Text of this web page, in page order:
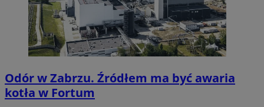
Odór w Zabrzu. Źródłem ma być awaria
kotła w Fortum